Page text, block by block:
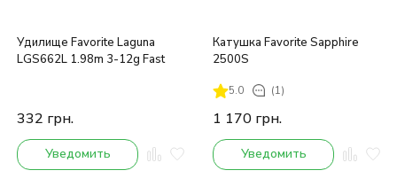
Удилище Favorite Laguna
LGS662L 1.98m 3-12g Fast
332 грн.
Уведомить
Катушка Favorite Sapphire
2500S
5.0 (1)
1 170 грн.
Уведомить